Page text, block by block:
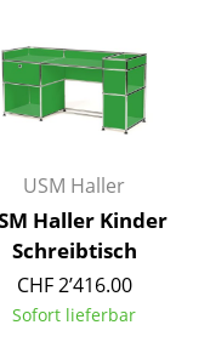
USM Haller
Haller Kinder
Schreibtisch
CHF 2’416.00
Sofort lieferbar